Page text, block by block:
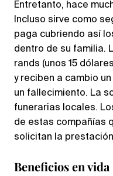
Entretanto, hace
Incluso sirve como
paga cubriendo así
dentro de su familia.
rands (unos 15
y reciben a cambio
un fallecimiento. La
funerarias locales.
de estas compañías
solicitan la
Beneficios en vida